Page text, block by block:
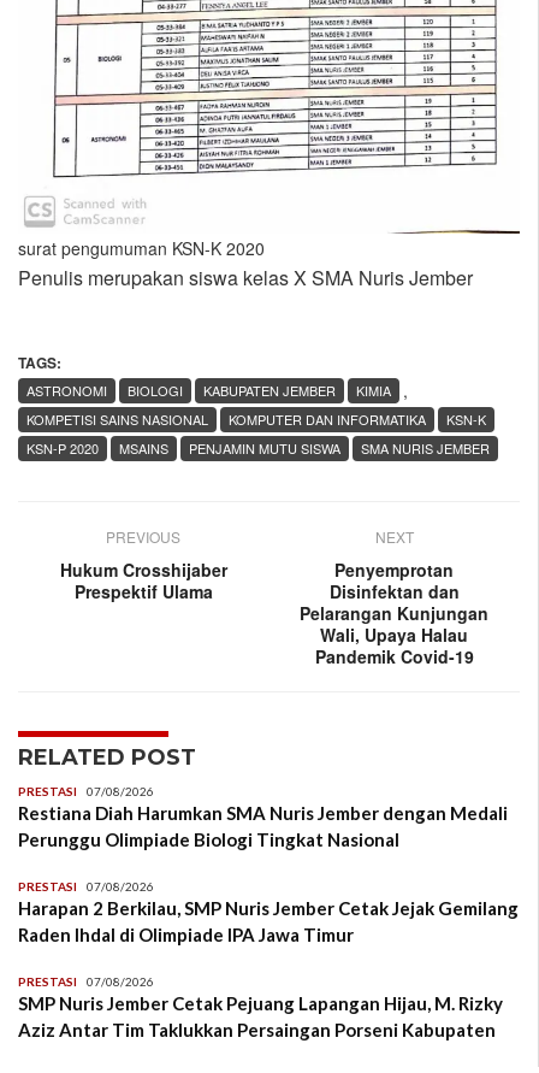
surat pengumuman KSN-K 2020
Penulis merupakan siswa kelas X SMA Nuris Jember
TAGS:
,
ASTRONOMI BIOLOGI KABUPATEN JEMBER
KIMIA
KOMPETISI SAINS NASIONAL
KOMPUTER DAN INFORMATIKA
KSN-K
KSN-P 2020
MSAINS PENJAMIN MUTU SISWA SMA NURIS JEMBER
PREVIOUS
Hukum Crosshijaber
Prespektif Ulama
NEXT
Penyemprotan
Disinfektan dan
Pelarangan Kunjungan
Wali, Upaya Halau
Pandemik Covid-19
RELATED POST
PRESTASI 07/08/2026
Restiana Diah Harumkan SMA Nuris Jember dengan Medali
Perunggu Olimpiade Biologi Tingkat Nasional
PRESTASI 07/08/2026
Harapan 2 Berkilau, SMP Nuris Jember Cetak Jejak Gemilang
Raden Ihdal di Olimpiade IPA Jawa Timur
PRESTASI 07/08/2026
SMP Nuris Jember Cetak Pejuang Lapangan Hijau, M. Rizky
Aziz Antar Tim Taklukkan Persaingan Porseni Kabupaten